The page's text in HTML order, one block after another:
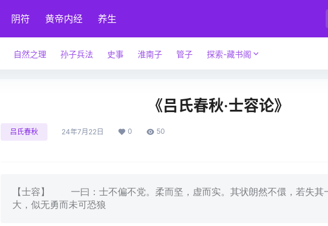
阴符 黄帝内经 养生
自然之理 孙子兵法 史事 淮南子 管子 探索-藏书阁
《吕氏春秋·士容论》
吕氏春秋 24年7月22日 0 50
【士容】 一曰：士不偏不党。柔而坚，虚而实。其状朗然不儇，若失其
大，似无勇而未可恐狼